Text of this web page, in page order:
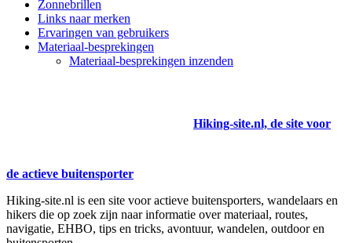
Zonnebrillen
Links naar merken
Ervaringen van gebruikers
Materiaal-besprekingen
Materiaal-besprekingen inzenden
Hiking-site.nl, de site voor
de actieve buitensporter
Hiking-site.nl is een site voor actieve buitensporters, wandelaars en
hikers die op zoek zijn naar informatie over materiaal, routes,
navigatie, EHBO, tips en tricks, avontuur, wandelen, outdoor en